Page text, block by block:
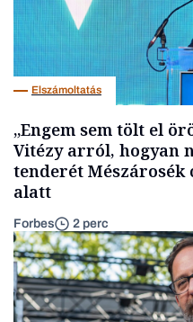
Elszámoltatás
„Engem sem tölt el
Vitézy arról, hogyan
tenderét Mészárosék
alatt
Forbes 2 perc